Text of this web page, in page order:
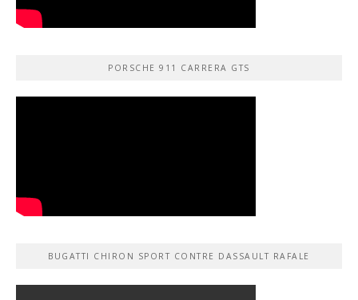
PORSCHE 911 CARRERA GTS
BUGATTI CHIRON SPORT CONTRE DASSAULT RAFALE